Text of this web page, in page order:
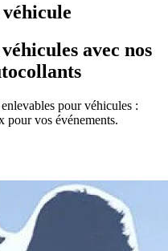
avec nos
pour véhicules :
pour vos événements.